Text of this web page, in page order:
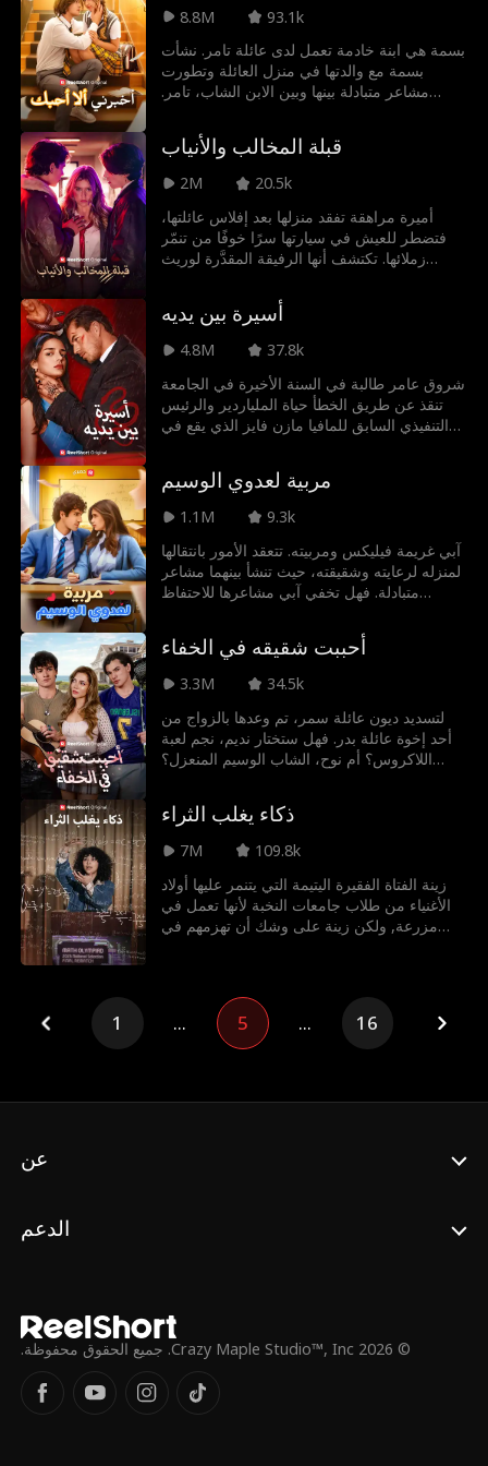
8.8M
93.1k
بسمة هي ابنة خادمة تعمل لدى عائلة تامر. نشأت
بسمة مع والدتها في منزل العائلة وتطورت
مشاعر متبادلة بينها وبين الابن الشاب، تامر.
شديد، لكن بسمة شعرت بعدم الأمان بسبب
وضعها كابنة خادمة. يحاول تامر جاهدًا لإقناعها
بالبقاء معه، بينما تستمر بسمة بمحاولات الابتعاد
عنه. وبين كل الشد والجذب بينهما، تعترف بسمة
في النهاية بمشاعرها الحقيقية
قبلة المخالب والأنياب
2M
20.5k
أميرة مراهقة تفقد منزلها بعد إفلاس عائلتها،
فتضطر للعيش في سيارتها سرًا خوفًا من تنمّر
زملائها. تكتشف أنها الرفيقة المقدَّرة لوريث
متناقضتين. وبينهما تبحث عن حبها الحقيقي، قبل
أن تنكشف حقيقة خطيرة عن هويتها قد تدمّر كل
شيء.
أسيرة بين يديه
4.8M
37.8k
شروق عامر طالبة في السنة الأخيرة في الجامعة
تنقذ عن طريق الخطأ حياة الملياردير والرئيس
التنفيذي السابق للمافيا مازن فايز الذي يقع في
فهل هو خطير وقاسٍ كما يبدو؟ أم أن هناك قلب
بداخله يستحق حبها؟
مربية لعدوي الوسيم
1.1M
9.3k
آبي غريمة فيليكس ومربيته. تتعقد الأمور بانتقالها
لمنزله لرعايته وشقيقته، حيث تنشأ بينهما مشاعر
متبادلة. فهل تخفي آبي مشاعرها للاحتفاظ
أحببت شقيقه في الخفاء
3.3M
34.5k
لتسديد ديون عائلة سمر، تم وعدها بالزواج من
أحد إخوة عائلة بدر. فهل ستختار نديم، نجم لعبة
اللاكروس؟ أم نوح، الشاب الوسيم المنعزل؟
ذكاء يغلب الثراء
7M
109.8k
زينة الفتاة الفقيرة اليتيمة التي يتنمر عليها أولاد
الأغنياء من طلاب جامعات النخبة لأنها تعمل في
مزرعة, ولكن زينة على وشك أن تهزمهم في
1 ... 5 ... 16
عن
الدعم
© 2026 Crazy Maple Studio™, Inc. جميع الحقوق محفوظة.